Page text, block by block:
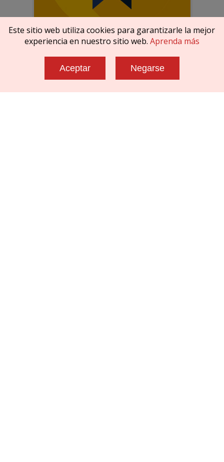
Este sitio web utiliza cookies para garantizarle la mejor
experiencia en nuestro sitio web. Aprenda más
Aceptar Negarse